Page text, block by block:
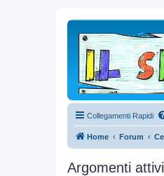
Collegamenti Rapidi
Home Forum
Argomenti attivi